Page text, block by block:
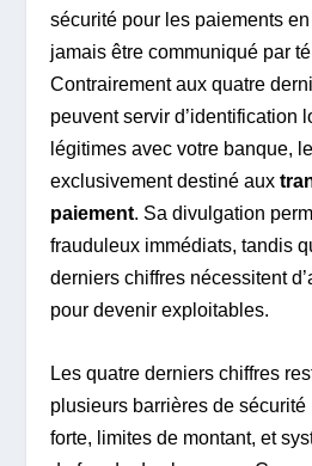
sécurité pour les paiements
jamais être communiqué par
Contrairement aux quatre
peuvent servir d’identification
légitimes avec votre banque,
exclusivement destiné aux
paiement. Sa divulgation
frauduleux immédiats, tandis
derniers chiffres nécessitent
pour devenir exploitables.
Les quatre derniers chiffres
plusieurs barrières de sécurité
forte, limites de montant, et